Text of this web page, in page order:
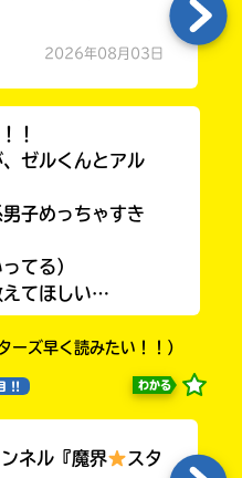
2026年08月03日
！
ゼルくんとアル
子めっちゃすき
てる）
えてほしい…
ーズ早く読みたい！！）
!! わかる
ネル『魔界
スタ